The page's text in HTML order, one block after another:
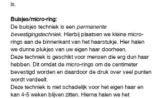
is.
Buisjes/micro-ring:
De buisjes techniek is een permanente
bevestigingstechniek. Hierbij plaatsen we kleine micro-
rings aan de binnenkant van het haarstukje. Hier halen
we dunne plukjes van uw eigen haar doorheen.
Deze techniek is geschikt voor mensen die erg dun haar
hebben. Dit omdat de micro-rings om de centimeter
bevestigd worden en daardoor de druk over veel punten
wordt verdeelt.
Deze techniek is niet schadelijk voor het eigen haar en
kan 4-5 weken blijven zitten. Hierna halen we het